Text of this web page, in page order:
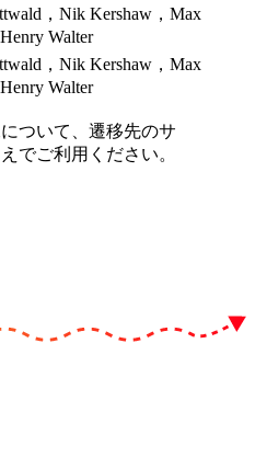
，Nik Kershaw，Max
Walter
，Nik Kershaw，Max
Walter
ついて、遷移先のサ
でご利用ください。